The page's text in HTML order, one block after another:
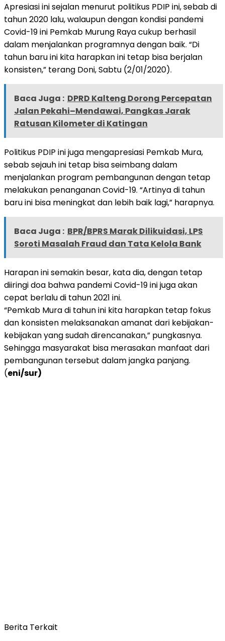
Apresiasi ini sejalan menurut politikus PDIP ini, sebab di
tahun 2020 lalu, walaupun dengan kondisi pandemi
Covid-19 ini Pemkab Murung Raya cukup berhasil
dalam menjalankan programnya dengan baik. “Di
tahun baru ini kita harapkan ini tetap bisa berjalan
konsisten,” terang Doni, Sabtu (2/01/2020).
Baca Juga : DPRD Kalteng Dorong Percepatan
Jalan Pekahi–Mendawai, Pangkas Jarak
Ratusan Kilometer di Katingan
Politikus PDIP ini juga mengapresiasi Pemkab Mura,
sebab sejauh ini tetap bisa seimbang dalam
menjalankan program pembangunan dengan tetap
melakukan penanganan Covid-19. “Artinya di tahun
baru ini bisa meningkat dan lebih baik lagi,” harapnya.
Baca Juga : BPR/BPRS Marak Dilikuidasi, LPS
Soroti Masalah Fraud dan Tata Kelola Bank
Harapan ini semakin besar, kata dia, dengan tetap
diiringi doa bahwa pandemi Covid-19 ini juga akan
cepat berlalu di tahun 2021 ini.
“Pemkab Mura di tahun ini kita harapkan tetap fokus
dan konsisten melaksanakan amanat dari kebijakan-
kebijakan yang sudah direncanakan,” pungkasnya.
Sehingga masyarakat bisa merasakan manfaat dari
pembangunan tersebut dalam jangka panjang.
(eni/sur)
Berita Terkait